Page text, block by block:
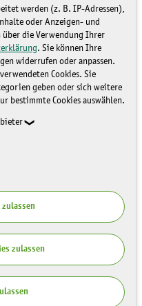
werden (z. B. IP-Adressen),
oder Anzeigen- und
die Verwendung Ihrer
. Sie können Ihre
widerrufen oder anpassen.
Cookies. Sie
geben oder sich weitere
bestimmte Cookies auswählen.
zulassen
zulassen
und
(B 14/26)